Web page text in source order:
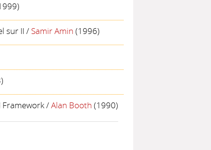
sur II / Samir Amin (1996)
Framework/Alan Booth (1990)